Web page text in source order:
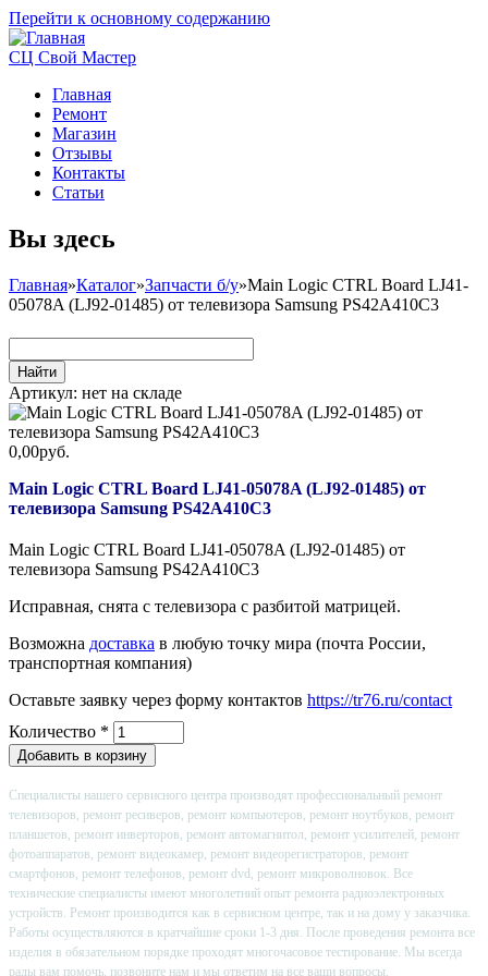
Перейти к основному содержанию
СЦ Свой Мастер
Главная
Ремонт
Магазин
Отзывы
Контакты
Статьи
Вы здесь
Главная»Каталог»Запчасти б/у»Main Logic CTRL Board LJ41-
05078A (LJ92-01485) от телевизора Samsung PS42A410C3
Артикул: нет на складе
0,00руб.
Main Logic CTRL Board LJ41-05078A (LJ92-01485) от
телевизора Samsung PS42A410C3
Main Logic CTRL Board LJ41-05078A (LJ92-01485) от
телевизора Samsung PS42A410C3
Исправная, снята с телевизора с разбитой матрицей.
Возможна доставка в любую точку мира (почта России,
транспортная компания)
Оставьте заявку через форму контактов https://tr76.ru/contact
Количество *
Специалисты нашего сервисного центра производят профессиональный ремонт
телевизоров, ремонт ресиверов, ремонт компьютеров, ремонт ноутбуков, ремонт
планшетов, ремонт инверторов, ремонт автомагнитол, ремонт усилителей, ремонт
фотоаппаратов, ремонт видеокамер, ремонт видеорегистраторов, ремонт
смартфонов, ремонт телефонов, ремонт dvd, ремонт микроволновок. Все
технические специалисты имеют многолетний опыт ремонта радиоэлектронных
устройств. Ремонт производится как в сервисном центре, так и на дому у заказчика.
Работы осуществляются в кратчайшие сроки 1-3 дня. После проведения ремонта все
изделия в обязательном порядке проходят многочасовое тестирование. Мы всегда
рады вам помочь, позвоните нам и мы ответим на все ваши вопросы.